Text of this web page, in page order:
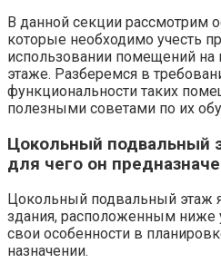
В данной секции рассмотрим
которые необходимо учесть
использовании помещений
этаже. Разберемся в
функциональности таких
полезными советами по их
Цокольный подвальный
для чего он
Цокольный подвальный этаж
здания, расположенным ниже
свои особенности в
назначении.